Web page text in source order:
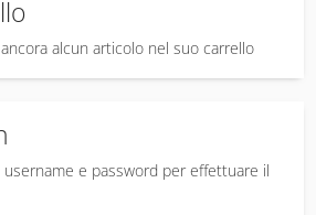
alcun articolo nel suo carrello
username e password per effettuare il